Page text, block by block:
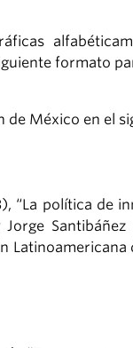
formato
de México en el
“La política de